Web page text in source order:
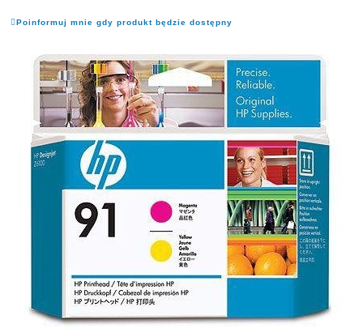
Poinformuj mnie gdy produkt będzie dostępny